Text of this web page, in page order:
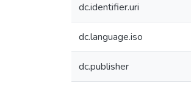
dc.identifier.uri
dc.language.iso
dc.publisher